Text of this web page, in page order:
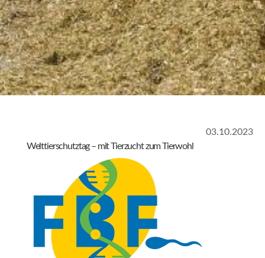
03.10.2023
Welttierschutztag – mit Tierzucht zum Tierwohl